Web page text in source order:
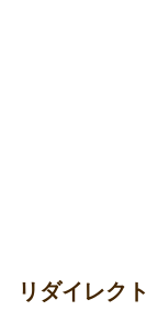
リダイレクト